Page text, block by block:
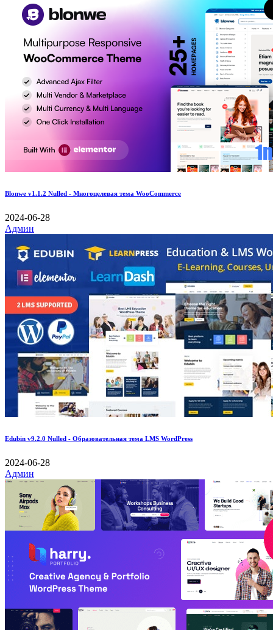
Blonwe v1.1.2 Nulled - Многоцелевая тема WooCommerce
2024-06-28
Админ
Edubin v9.2.0 Nulled - Образовательная тема LMS WordPress
2024-06-28
Админ